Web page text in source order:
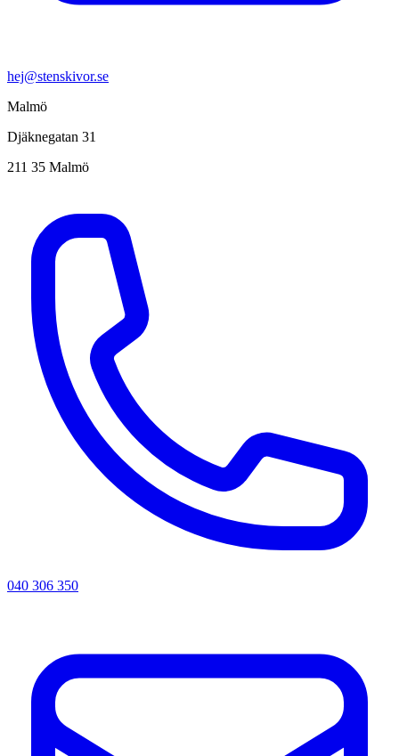
hej@stenskivor.se
Malmö
Djäknegatan 31
211 35 Malmö
040 306 350